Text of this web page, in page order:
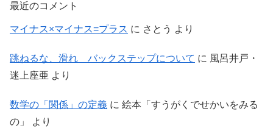
最近のコメント
マイナス×マイナス=プラス に さとう より
跳ねるな、滑れ バックステップについて に 風呂井戸・
迷上座亜 より
数学の「関係」の定義 に 絵本「すうがくでせかいをみる
の」
より